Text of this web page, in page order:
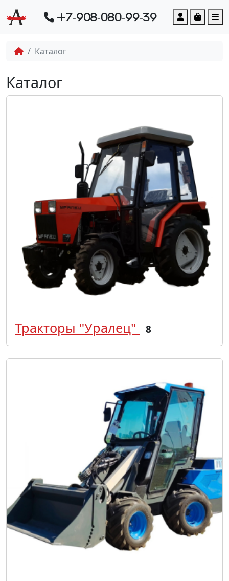
+7-908-080-99-39 Account
Cart
Каталог
Каталог
Тракторы "Уралец" 8